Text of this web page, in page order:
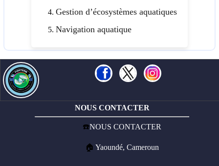
Gestion d’écosystèmes aquatiques
Navigation aquatique
NOUS CONTACTER
☎️NOUS CONTACTER
🏠 Yaoundé, Cameroun